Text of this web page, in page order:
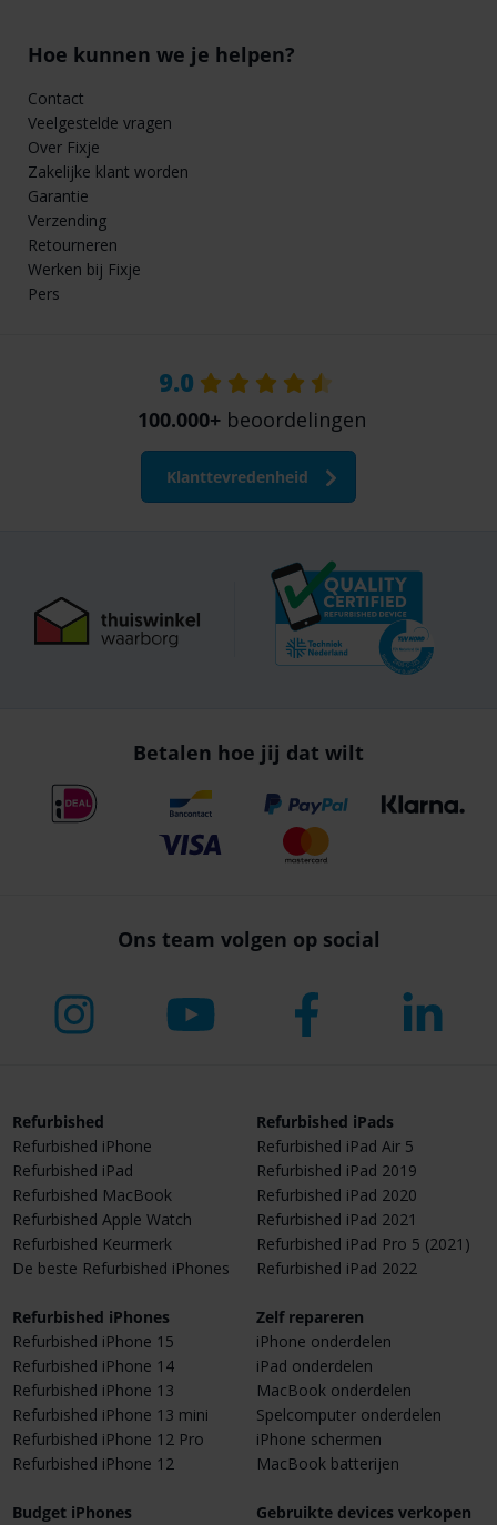
Hoe kunnen we je helpen?
Contact
Veelgestelde vragen
Over Fixje
Zakelijke klant worden
Garantie
Verzending
Retourneren
Werken bij Fixje
Pers
9.0
100.000+ beoordelingen
Klanttevredenheid
Betalen hoe jij dat wilt
Ons team volgen op social
Refurbished
Refurbished iPhone
Refurbished iPad
Refurbished MacBook
Refurbished Apple Watch
Refurbished Keurmerk
De beste Refurbished iPhones
Refurbished iPhones
Refurbished iPhone 15
Refurbished iPhone 14
Refurbished iPhone 13
Refurbished iPhone 13 mini
Refurbished iPhone 12 Pro
Refurbished iPhone 12
Budget iPhones
Refurbished iPads
Refurbished iPad Air 5
Refurbished iPad 2019
Refurbished iPad 2020
Refurbished iPad 2021
Refurbished iPad Pro 5 (2021)
Refurbished iPad 2022
Zelf repareren
iPhone onderdelen
iPad onderdelen
MacBook onderdelen
Spelcomputer onderdelen
iPhone schermen
MacBook batterijen
Gebruikte devices verkopen